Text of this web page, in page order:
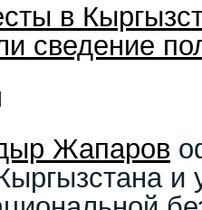
в
сведение
Жапаров
и